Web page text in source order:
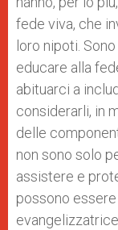
fede viva, che
loro nipoti.
educare alla
abituarci a
considerarli, in
delle
non sono solo
assistere e
possono